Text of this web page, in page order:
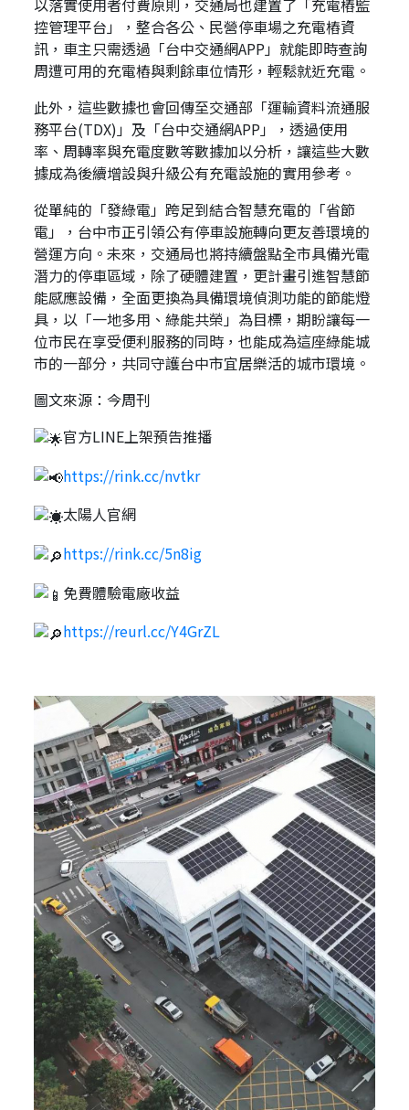
以落實使用者付費原則，交通局也建置了「充電樁監
控管理平台」，整合各公、民營停車場之充電樁資
訊，車主只需透過「台中交通網APP」就能即時查詢
周遭可用的充電樁與剩餘車位情形，輕鬆就近充電。
此外，這些數據也會回傳至交通部「運輸資料流通服
務平台(TDX)」及「台中交通網APP」，透過使用
率、周轉率與充電度數等數據加以分析，讓這些大數
據成為後續增設與升級公有充電設施的實用參考。
從單純的「發綠電」跨足到結合智慧充電的「省節
電」，台中市正引領公有停車設施轉向更友善環境的
營運方向。未來，交通局也將持續盤點全市具備光電
潛力的停車區域，除了硬體建置，更計畫引進智慧節
能感應設備，全面更換為具備環境偵測功能的節能燈
具，以「一地多用、綠能共榮」為目標，期盼讓每一
位市民在享受便利服務的同時，也能成為這座綠能城
市的一部分，共同守護台中市宜居樂活的城市環境。
圖文來源：今周刊
官方LINE上架預告推播
https://rink.cc/nvtkr
太陽人官網
https://rink.cc/5n8ig
免費體驗電廠收益
https://reurl.cc/Y4GrZL